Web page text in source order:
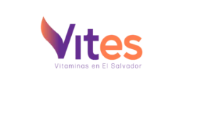
Contenido